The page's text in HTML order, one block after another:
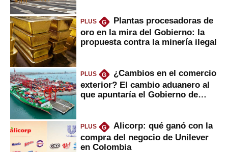
PLUS G
Plantas procesadoras de
oro en la mira del Gobierno: la
propuesta contra la minería ilegal
PLUS G
¿Cambios en el comercio
exterior? El cambio aduanero al
que apuntaría el Gobierno de
PLUS G
Alicorp: qué ganó con la
compra del negocio de Unilever
en Colombia